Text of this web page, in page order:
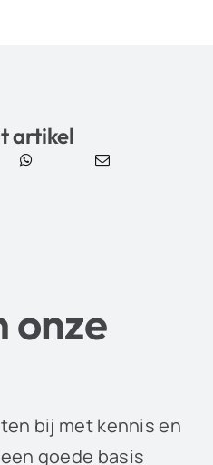
artikel
onze
bij met kennis en
goede basis